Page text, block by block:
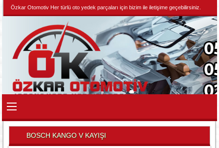
Özkar Otomotiv Her türlü oto yedek parçaları için bizim ile iletişime geçebilirsiniz.
BOSCH KANGO V KAYIŞI